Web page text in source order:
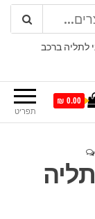
לתליה ברכב
תפריט
0.00 ₪